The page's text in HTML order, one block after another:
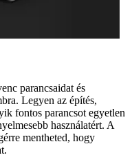
parancsaidat és
Legyen az építés,
fontos parancsot egyetlen
használatért. A
mentheted, hogy